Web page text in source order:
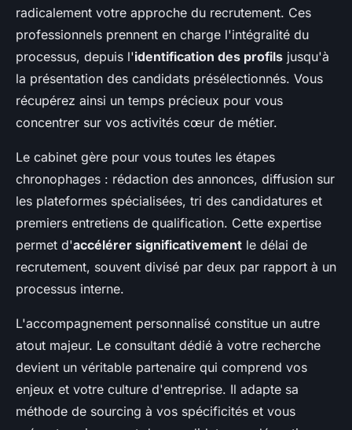
radicalement votre approche du recrutement. Ces
professionnels prennent en charge l'intégralité du
processus, depuis l'identification des profils jusqu'à
la présentation des candidats présélectionnés. Vous
récupérez ainsi un temps précieux pour vous
concentrer sur vos activités cœur de métier.
Le cabinet gère pour vous toutes les étapes
chronophages : rédaction des annonces, diffusion sur
les plateformes spécialisées, tri des candidatures et
premiers entretiens de qualification. Cette expertise
permet d'accélérer significativement le délai de
recrutement, souvent divisé par deux par rapport à un
processus interne.
L'accompagnement personnalisé constitue un autre
atout majeur. Le consultant dédié à votre recherche
devient un véritable partenaire qui comprend vos
enjeux et votre culture d'entreprise. Il adapte sa
méthode de sourcing à vos spécificités et vous